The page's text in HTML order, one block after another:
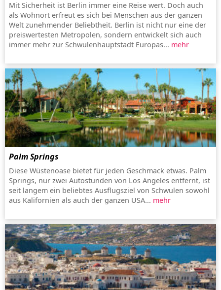
Mit Sicherheit ist Berlin immer eine Reise wert. Doch auch
als Wohnort erfreut es sich bei Menschen aus der ganzen
Welt zunehmender Beliebtheit. Berlin ist nicht nur eine der
preiswertesten Metropolen, sondern entwickelt sich auch
immer mehr zur Schwulenhauptstadt Europas... mehr
Palm Springs
Diese Wüstenoase bietet für jeden Geschmack etwas. Palm
Springs, nur zwei Autostunden von Los Angeles entfernt, ist
seit langem ein beliebtes Ausflugsziel von Schwulen sowohl
aus Kalifornien als auch der ganzen USA... mehr